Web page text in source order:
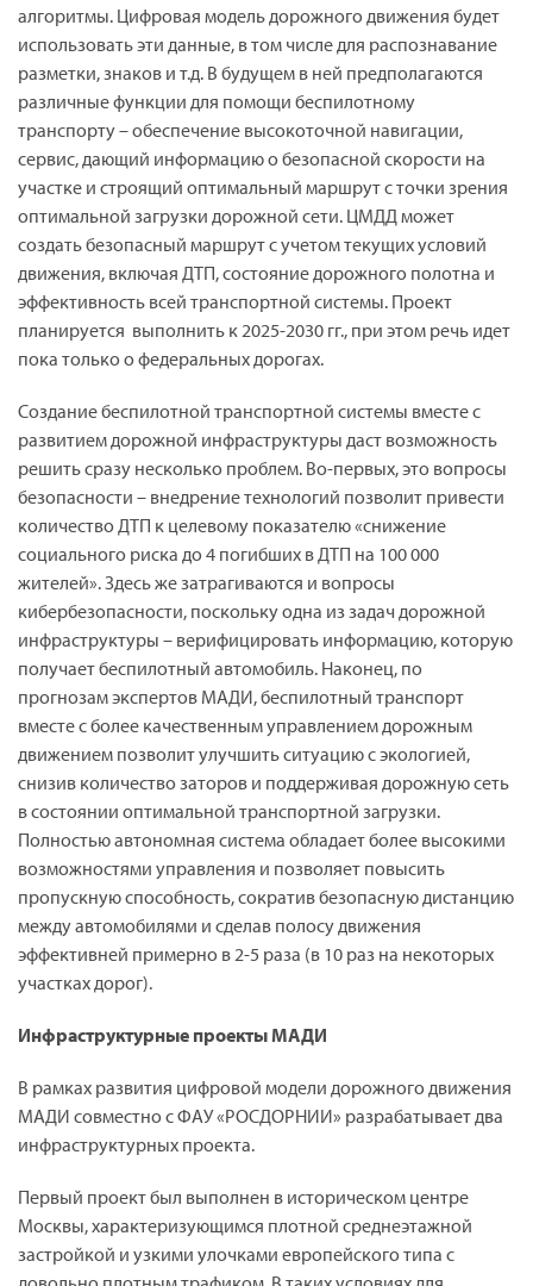
алгоритмы. Цифровая модель дорожного движения будет
использовать эти данные, в том числе для распознавание
разметки, знаков и т.д. В будущем в ней предполагаются
различные функции для помощи беспилотному
транспорту – обеспечение высокоточной навигации,
сервис, дающий информацию о безопасной скорости на
участке и строящий оптимальный маршрут с точки зрения
оптимальной загрузки дорожной сети. ЦМДД может
создать безопасный маршрут с учетом текущих условий
движения, включая ДТП, состояние дорожного полотна и
эффективность всей транспортной системы. Проект
планируется выполнить к 2025-2030 гг., при этом речь идет
пока только о федеральных дорогах.
Создание беспилотной транспортной системы вместе с
развитием дорожной инфраструктуры даст возможность
решить сразу несколько проблем. Во-первых, это вопросы
безопасности – внедрение технологий позволит привести
количество ДТП к целевому показателю «снижение
социального риска до 4 погибших в ДТП на 100 000
жителей». Здесь же затрагиваются и вопросы
кибербезопасности, поскольку одна из задач дорожной
инфраструктуры – верифицировать информацию, которую
получает беспилотный автомобиль. Наконец, по
прогнозам экспертов МАДИ, беспилотный транспорт
вместе с более качественным управлением дорожным
движением позволит улучшить ситуацию с экологией,
снизив количество заторов и поддерживая дорожную сеть
в состоянии оптимальной транспортной загрузки.
Полностью автономная система обладает более высокими
возможностями управления и позволяет повысить
пропускную способность, сократив безопасную дистанцию
между автомобилями и сделав полосу движения
эффективней примерно в 2-5 раза (в 10 раз на некоторых
участках дорог).
Инфраструктурные проекты МАДИ
В рамках развития цифровой модели дорожного движения
МАДИ совместно с ФАУ «РОСДОРНИИ» разрабатывает два
инфраструктурных проекта.
Первый проект был выполнен в историческом центре
Москвы, характеризующимся плотной среднеэтажной
застройкой и узкими улочками европейского типа с